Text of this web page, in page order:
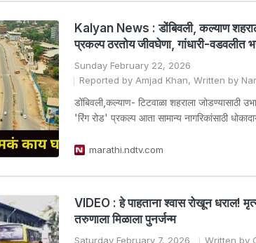
Kalyan News : डोंबिवली, कल्याण
प्रकल्प ठरतोय जीवघेणा, गांधारी-वडवलीत
Sunday February 22, 2026
Reported by Amjad Khan, Written by
डोंबिवली,कल्याण- टिटवाळा शहराला जोडण्यासाठी
'रिंग रोड' प्रकल्प आता सामान्य नागरिकांसाठी
marathi.ndtv.com
VIDEO : हे पाहताना श्वास रोखून धराल!
तरुणाला मिळाला पुनर्जन्म
Saturday February 7, 2026 Written by